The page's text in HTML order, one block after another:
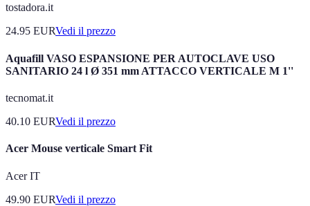
tostadora.it
24.95 EURVedi il prezzo
Aquafill VASO ESPANSIONE PER AUTOCLAVE USO
SANITARIO 24 l Ø 351 mm ATTACCO VERTICALE M 1''
tecnomat.it
40.10 EURVedi il prezzo
Acer Mouse verticale Smart Fit
Acer IT
49.90 EURVedi il prezzo